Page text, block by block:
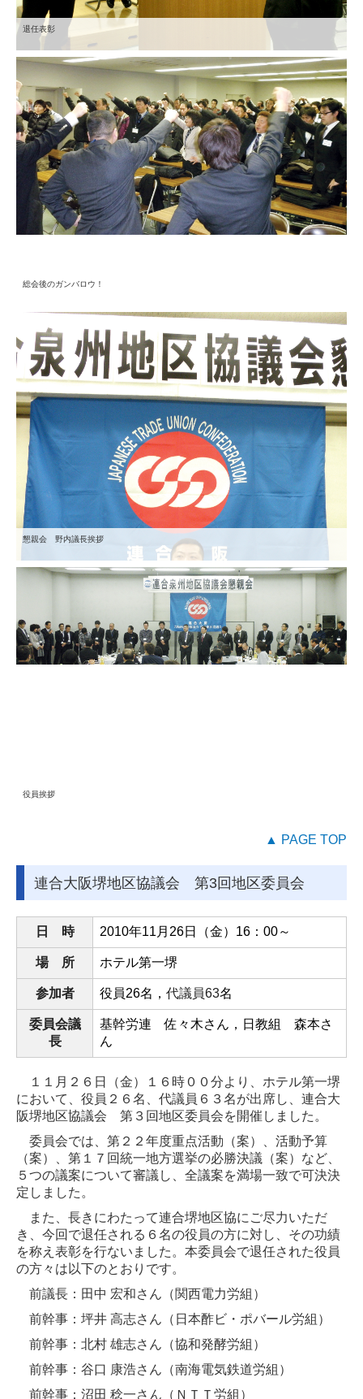
退任表彰
総会後のガンバロウ！
懇親会 野内議長挨拶
役員挨拶
▲ PAGE TOP
連合大阪堺地区協議会 第3回地区委員会
日 時 2010年11 月26日（金） 16 ： 00～
場 所 ホテル第一堺
参加者 役員26名， 代議員63名
委員会議
長
基幹労連 佐々木さん，日教組 森本さ
ん
１１月２６日（金）１６時００分より、ホテル第一堺
において、役員２６名、代議員６３名が出席し、連合大
阪堺地区協議会 第３回地区委員会を開催しました。
委員会では、第２２年度重点活動（案）、活動予算
（案）、第１７回統一地方選挙の必勝決議（案）など、
５つの議案について審議し、全議案を満場一致で可決決
定しました。
また、長きにわたって連合堺地区協にご尽力いただ
き、今回で退任される６名の役員の方に対し、その功績
を称え表彰を行ないました。本委員会で退任された役員
の方々は以下のとおりです。
前議長：田中 宏和さん（関西電力労組）
前幹事：坪井 高志さん（日本酢ビ・ポバール労組）
前幹事：北村 雄志さん（協和発酵労組）
前幹事：谷口 康浩さん（南海電気鉄道労組）
前幹事：沼田 稔一さん（ＮＴＴ労組）